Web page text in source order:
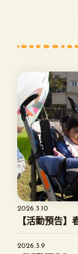
2026.3.10
【活動預告】
2026.3.9